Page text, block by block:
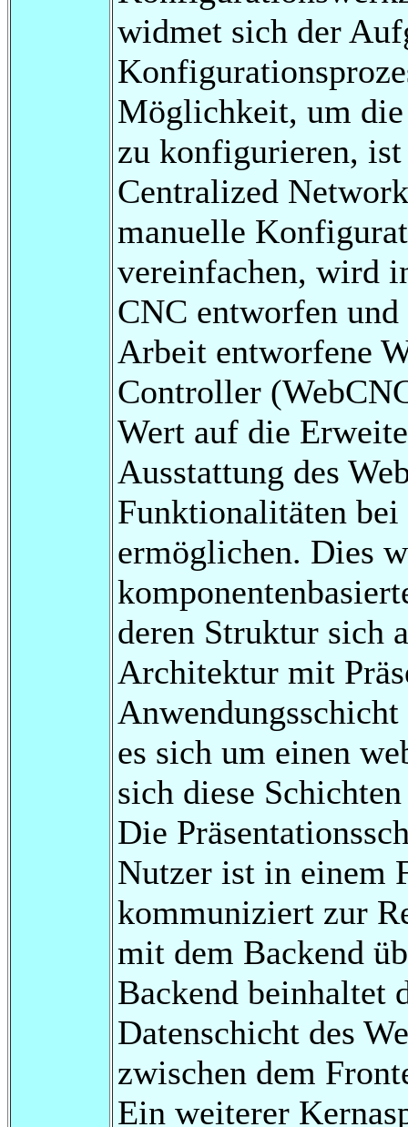
widmet sich der
Möglichkeit, um die
zu konfigurieren, ist
Centralized
manuelle
vereinfachen, wird
CNC entworfen
Arbeit entworfene
Controller
Wert auf die
Ausstattung des
Funktionalitäten
ermöglichen. Dies
deren Struktur sich
Architektur mit
es sich um einen
sich diese
Die
Nutzer ist in einem
kommuniziert zur
mit dem Backend
Backend beinhaltet
Datenschicht des
zwischen dem
Ein weiterer